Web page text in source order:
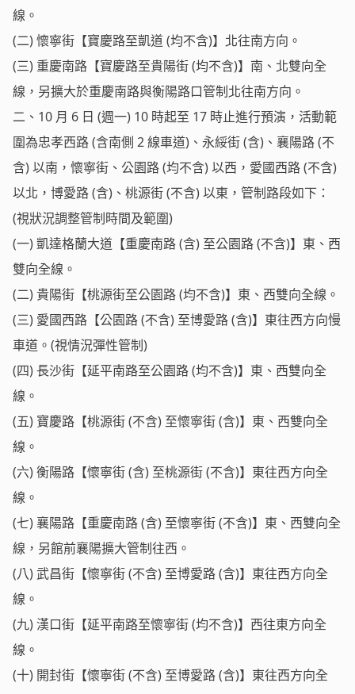
線。
(二) 懷寧街【寶慶路至凱道 (均不含)】北往南方向。
(三) 重慶南路【寶慶路至貴陽街 (均不含)】南、北雙向全
線，另擴大於重慶南路與衡陽路口管制北往南方向。
二、10 月 6 日 (週一) 10 時起至 17 時止進行預演，活動範
圍為忠孝西路 (含南側 2 線車道)、永綏街 (含)、襄陽路 (不
含) 以南，懷寧街、公園路 (均不含) 以西，愛國西路 (不含)
以北，博愛路 (含)、桃源街 (不含) 以東，管制路段如下：
(視狀況調整管制時間及範圍)
(一) 凱達格蘭大道【重慶南路 (含) 至公園路 (不含)】東、西
雙向全線。
(二) 貴陽街【桃源街至公園路 (均不含)】東、西雙向全線。
(三) 愛國西路【公園路 (不含) 至博愛路 (含)】東往西方向慢
車道。(視情況彈性管制)
(四) 長沙街【延平南路至公園路 (均不含)】東、西雙向全
線。
(五) 寶慶路【桃源街 (不含) 至懷寧街 (含)】東、西雙向全
線。
(六) 衡陽路【懷寧街 (含) 至桃源街 (不含)】東往西方向全
線。
(七) 襄陽路【重慶南路 (含) 至懷寧街 (不含)】東、西雙向全
線，另館前襄陽擴大管制往西。
(八) 武昌街【懷寧街 (不含) 至博愛路 (含)】東往西方向全
線。
(九) 漢口街【延平南路至懷寧街 (均不含)】西往東方向全
線。
(十) 開封街【懷寧街 (不含) 至博愛路 (含)】東往西方向全